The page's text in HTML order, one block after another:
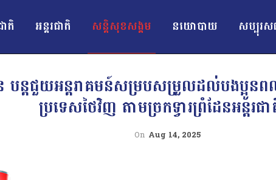
តិ អន្ដរជាតិ សន្តិសុខសង្គម នយោបាយ សប្បុរ
ន បន្តជួយអន្តរាគមន៍សម្របសម្រួលដល់បងប្អូន
ប្រទេសថៃវិញ តាមច្រកទ្វារព្រំដែនអន្តរជ
On Aug 14, 2025